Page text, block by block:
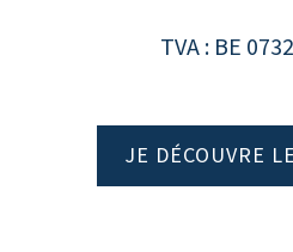
TVA : BE
JE DÉCOUVRE